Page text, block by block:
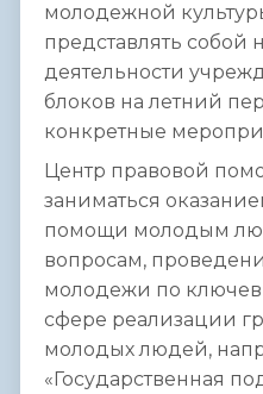
молодежной
представлять собой
деятельности
блоков на летний
конкретные
Центр правовой
заниматься
помощи молодым
вопросам,
молодежи по
сфере реализации
молодых людей,
«Государственная